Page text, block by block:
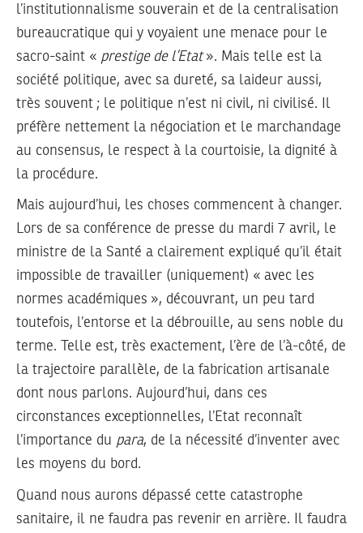
l’institutionnalisme souverain et de la centralisation
bureaucratique qui y voyaient une menace pour le
sacro-saint « prestige de l’Etat». Mais telle est la
société politique, avec sa dureté, sa laideur aussi,
très souvent ; le politique n’est ni civil, ni civilisé. Il
préfère nettement la négociation et le marchandage
au consensus, le respect à la courtoisie, la dignité à
la procédure.
Mais aujourd’hui, les choses commencent à changer.
Lors de sa conférence de presse du mardi 7 avril, le
ministre de la Santé a clairement expliqué qu’il était
impossible de travailler (uniquement) « avec les
normes académiques », découvrant, un peu tard
toutefois, l’entorse et la débrouille, au sens noble du
terme. Telle est, très exactement, l’ère de l’à-côté, de
la trajectoire parallèle, de la fabrication artisanale
dont nous parlons. Aujourd’hui, dans ces
circonstances exceptionnelles, l’Etat reconnaît
l’importance du para, de la nécessité d’inventer avec
les moyens du bord.
Quand nous aurons dépassé cette catastrophe
sanitaire, il ne faudra pas revenir en arrière. Il faudra